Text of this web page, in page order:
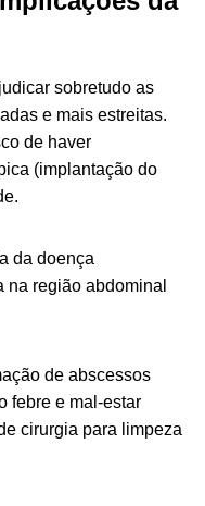
sobretudo as
e mais estreitas.
de haver
(implantação do
da doença
na região abdominal
de abscessos
febre e mal-estar
cirurgia para limpeza